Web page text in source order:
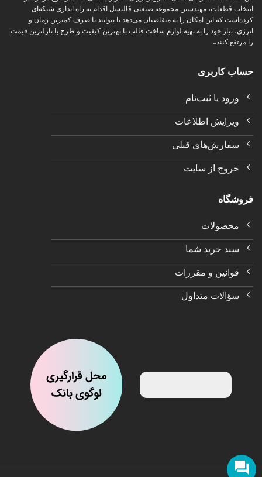
انتخاب قطعات، مهندسین مجموعه صنعتی قالبسل اقدام به راه اندازی شبکه‌ای
کرده‌است که این امکان را به متقاضیان می‌دهد تا بتوانند با صرف کمترین زمان و
انرژی، نیاز خود را به تهیه لوازم ساخت قالب با بهترین کیفیت و طرح با نازلترین قیمت
را مرتفع کنند..
حساب کاربری
ورود یا ثبت‌نام
ویرایش اطلاعات
سفارش‌های قبلی
خروج از سایت
فروشگاه
محصولات
سبد خرید شما
قوانین و مقررات
سؤالات متداول